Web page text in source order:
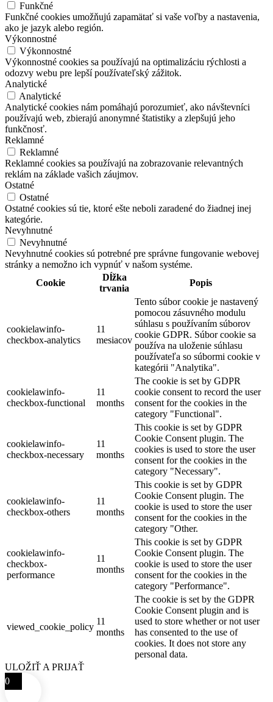
Funkčné
Funkčné cookies umožňujú zapamätať si vaše voľby a nastavenia,
ako je jazyk alebo región.
Výkonnostné
Výkonnostné
Výkonnostné cookies sa používajú na optimalizáciu rýchlosti a
odozvy webu pre lepší používateľský zážitok.
Analytické
Analytické
Analytické cookies nám pomáhajú porozumieť, ako návštevníci
používajú web, zbierajú anonymné štatistiky a zlepšujú jeho
funkčnosť.
Reklamné
Reklamné
Reklamné cookies sa používajú na zobrazovanie relevantných
reklám na základe vašich záujmov.
Ostatné
Ostatné
Ostatné cookies sú tie, ktoré ešte neboli zaradené do žiadnej inej
kategórie.
Nevyhnutné
Nevyhnutné
Nevyhnutné cookies sú potrebné pre správne fungovanie webovej
stránky a nemožno ich vypnúť v našom systéme.
Cookie
Dĺžka
trvania
Popis
cookielawinfo-
checkbox-analytics
11
mesiacov
Tento súbor cookie je nastavený
pomocou zásuvného modulu
súhlasu s používaním súborov
cookie GDPR. Súbor cookie sa
používa na uloženie súhlasu
používateľa so súbormi cookie v
kategórii "Analytika".
cookielawinfo-
checkbox-functional
11
months
The cookie is set by GDPR
cookie consent to record the user
consent for the cookies in the
category "Functional".
cookielawinfo-
checkbox-necessary
11
months
This cookie is set by GDPR
Cookie Consent plugin. The
cookies is used to store the user
consent for the cookies in the
category "Necessary".
cookielawinfo-
checkbox-others
11
months
This cookie is set by GDPR
Cookie Consent plugin. The
cookie is used to store the user
consent for the cookies in the
category "Other.
cookielawinfo-
checkbox-
performance
11
months
This cookie is set by GDPR
Cookie Consent plugin. The
cookie is used to store the user
consent for the cookies in the
category "Performance".
viewed_cookie_policy
11
months
The cookie is set by the GDPR
Cookie Consent plugin and is
used to store whether or not user
has consented to the use of
cookies. It does not store any
personal data.
ULOŽIŤ A PRIJAŤ
0